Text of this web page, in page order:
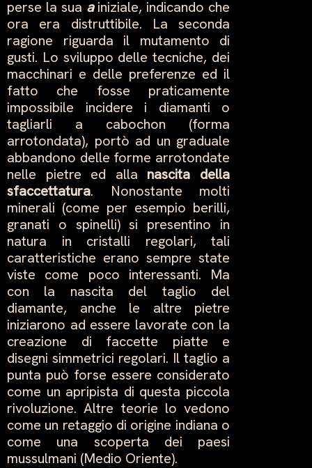
perse la sua ainiziale, indicando che
ora era distruttibile. La seconda
ragione riguarda il mutamento di
gusti. Lo sviluppo delle tecniche, dei
macchinari e delle preferenze ed il
fatto che fosse praticamente
impossibile incidere i diamanti o
tagliarli a cabochon (forma
arrotondata), portò ad un graduale
abbandono delle forme arrotondate
nelle pietre ed alla nascita della
sfaccettatura. Nonostante molti
minerali (come per esempio berilli,
granati o spinelli) si presentino in
natura in cristalli regolari, tali
caratteristiche erano sempre state
viste come poco interessanti. Ma
con la nascita del taglio del
diamante, anche le altre pietre
iniziarono ad essere lavorate con la
creazione di faccette piatte e
disegni simmetrici regolari. Il taglio a
punta può forse essere considerato
come un apripista di questa piccola
rivoluzione. Altre teorie lo vedono
come un retaggio di origine indiana o
come una scoperta dei paesi
mussulmani (Medio Oriente).